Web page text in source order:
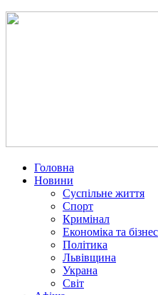
Головна
Новини
Суспільне життя
Спорт
Кримінал
Економіка та бізнес
Політика
Львівщина
Украна
Світ